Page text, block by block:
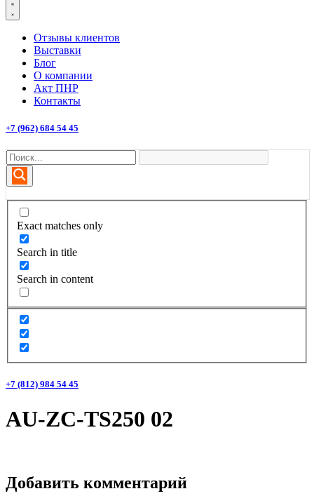
Отзывы клиентов
Выставки
Блог
О компании
Акт ПНР
Контакты
+7 (962) 684 54 45
Exact matches only
Search in title
Search in content
+7 (812) 984 54 45
AU-ZC-TS250 02
Добавить комментарий